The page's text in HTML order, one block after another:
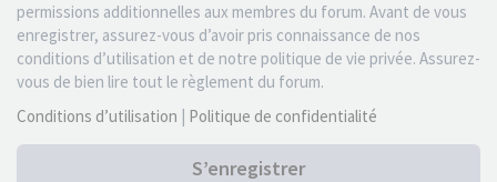
permissions additionnelles aux membres du forum. Avant de vous
enregistrer, assurez-vous d’avoir pris connaissance de nos
conditions d’utilisation et de notre politique de vie privée. Assurez-
vous de bien lire tout le règlement du forum.
Conditions d’utilisation | Politique de confidentialité
S’enregistrer